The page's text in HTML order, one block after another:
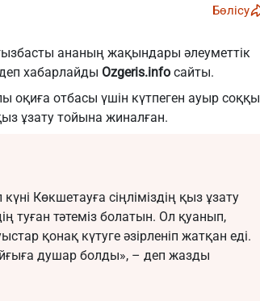
Бөлісу
ананың жақындары әлеуметтік
хабарлайды Ozgeris.info сайты.
отбасы үшін күтпеген ауыр соққы
ұзату тойына жиналған.
Көкшетауға сіңліміздің қыз ұзату
туған тәтеміз болатын. Ол қуанып,
қонақ күтуге әзірленіп жатқан еді.
душар болды», – деп жазды